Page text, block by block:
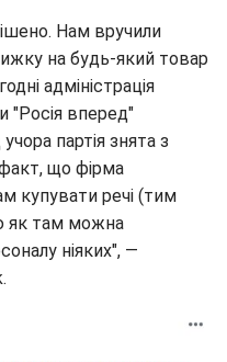
Нам вручили
на будь-який товар
адміністрація
"Росія вперед"
партія знята з
що фірма
купувати речі (тим
як там можна
ніяких", —